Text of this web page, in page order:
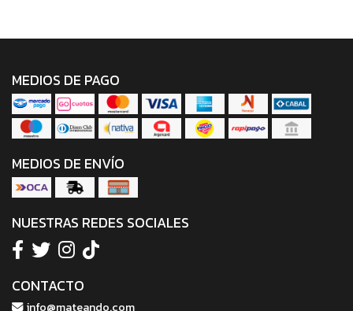
MEDIOS DE PAGO
MEDIOS DE ENVÍO
NUESTRAS REDES SOCIALES
CONTACTO
info@mateando.com